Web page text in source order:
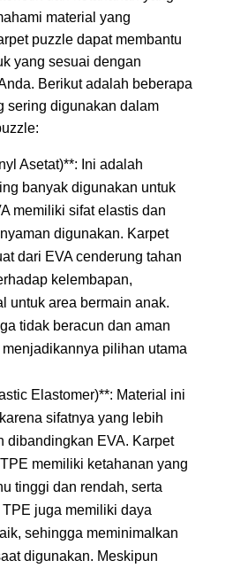
material yang
puzzle dapat membantu
yang sesuai dengan
Berikut adalah beberapa
sering digunakan dalam
Asetat)**: Ini adalah
banyak digunakan untuk
memiliki sifat elastis dan
digunakan. Karpet
dari EVA cenderung tahan
kelembapan,
untuk area bermain anak.
tidak beracun dan aman
pilihan utama
Elastomer)**: Material ini
sifatnya yang lebih
dibandingkan EVA. Karpet
memiliki ketahanan yang
tinggi dan rendah, serta
TPE juga memiliki daya
sehingga meminimalkan
digunakan. Meskipun